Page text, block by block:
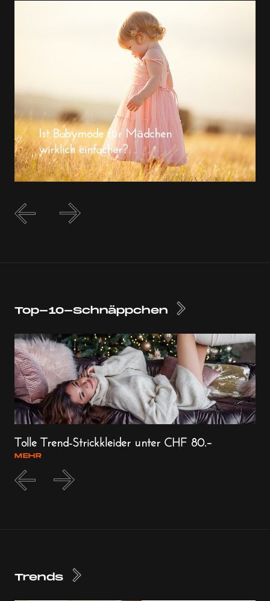
Ist Babymode für Mädchen
wirklich einfacher?
Top-10-Schnäppchen
Tolle Trend-Strickkleider unter CHF 80.–
MEHR
Trends